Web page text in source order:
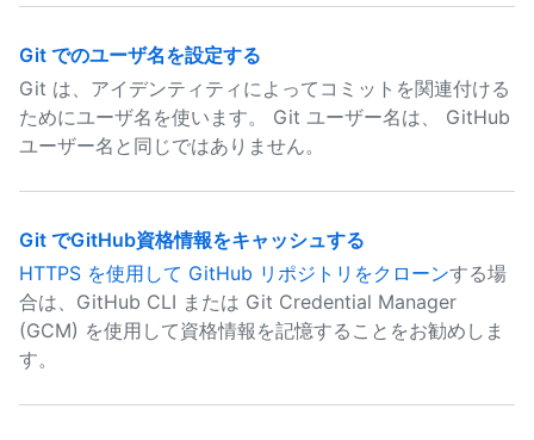
Git でのユーザ名を設定する
Git は、アイデンティティによってコミットを関連付ける
ためにユーザ名を使います。 Git ユーザー名は、 GitHub
ユーザー名と同じではありません。
Git でGitHub資格情報をキャッシュする
HTTPS を使用して GitHub リポジトリをクローンする場
合は、GitHub CLI または Git Credential Manager
(GCM) を使用して資格情報を記憶することをお勧めしま
す。